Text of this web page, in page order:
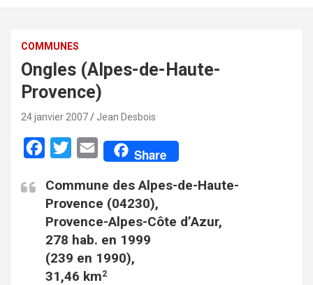
COMMUNES
Ongles (Alpes-de-Haute-
Provence)
24 janvier 2007 Jean Desbois
c
e
o
o
i
t
t
e
r
E
a
i
Share
Commune des Alpes-de-Haute-
Provence (04230),
Provence-Alpes-Côte d’Azur,
278 hab. en 1999
(239 en 1990),
31,46 km2